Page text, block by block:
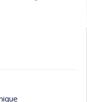
sur le
vie et expositions
avec le risque de